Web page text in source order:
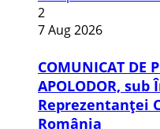
2
7 Aug 2026
COMUNICAT DE
APOLODOR,
Reprezentanței
România